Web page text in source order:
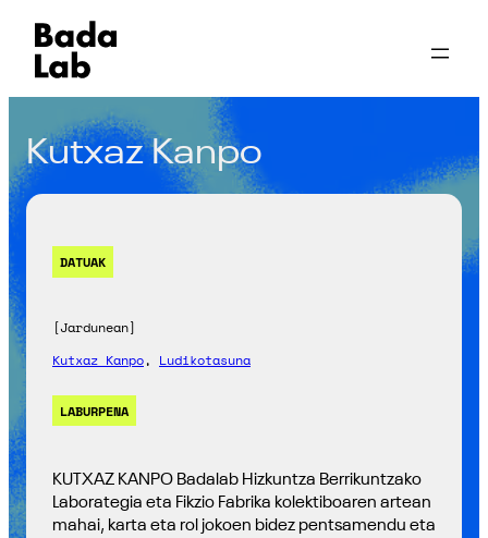
Kutxaz Kanpo
DATUAK
[Jardunean]
Kutxaz Kanpo, Ludikotasuna
LABURPENA
KUTXAZ KANPO Badalab Hizkuntza Berrikuntzako
Laborategia eta Fikzio Fabrika kolektiboaren artean
mahai, karta eta rol jokoen bidez pentsamendu eta